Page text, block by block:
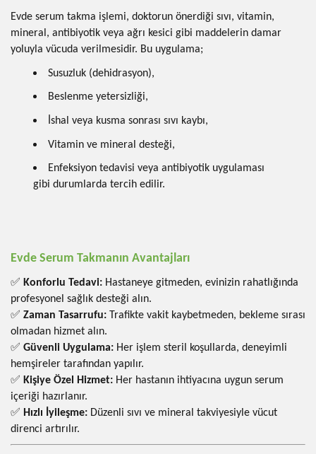
Evde serum takma işlemi, doktorun önerdiği sıvı, vitamin,
mineral, antibiyotik veya ağrı kesici gibi maddelerin damar
yoluyla vücuda verilmesidir. Bu uygulama;
Susuzluk (dehidrasyon),
Beslenme yetersizliği,
İshal veya kusma sonrası sıvı kaybı,
Vitamin ve mineral desteği,
Enfeksiyon tedavisi veya antibiyotik uygulaması
gibi durumlarda tercih edilir.
Evde Serum Takmanın Avantajları
✅ Konforlu Tedavi: Hastaneye gitmeden, evinizin rahatlığında
profesyonel sağlık desteği alın.
✅ Zaman Tasarrufu: Trafikte vakit kaybetmeden, bekleme sırası
olmadan hizmet alın.
✅ Güvenli Uygulama: Her işlem steril koşullarda, deneyimli
hemşireler tarafından yapılır.
✅ Kişiye Özel Hizmet: Her hastanın ihtiyacına uygun serum
içeriği hazırlanır.
✅ Hızlı İyileşme: Düzenli sıvı ve mineral takviyesiyle vücut
direnci artırılır.